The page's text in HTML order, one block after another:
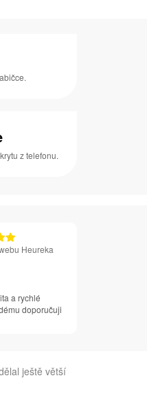
z telefonu.
Heureka
a rychlé
doporučuji
ještě větší